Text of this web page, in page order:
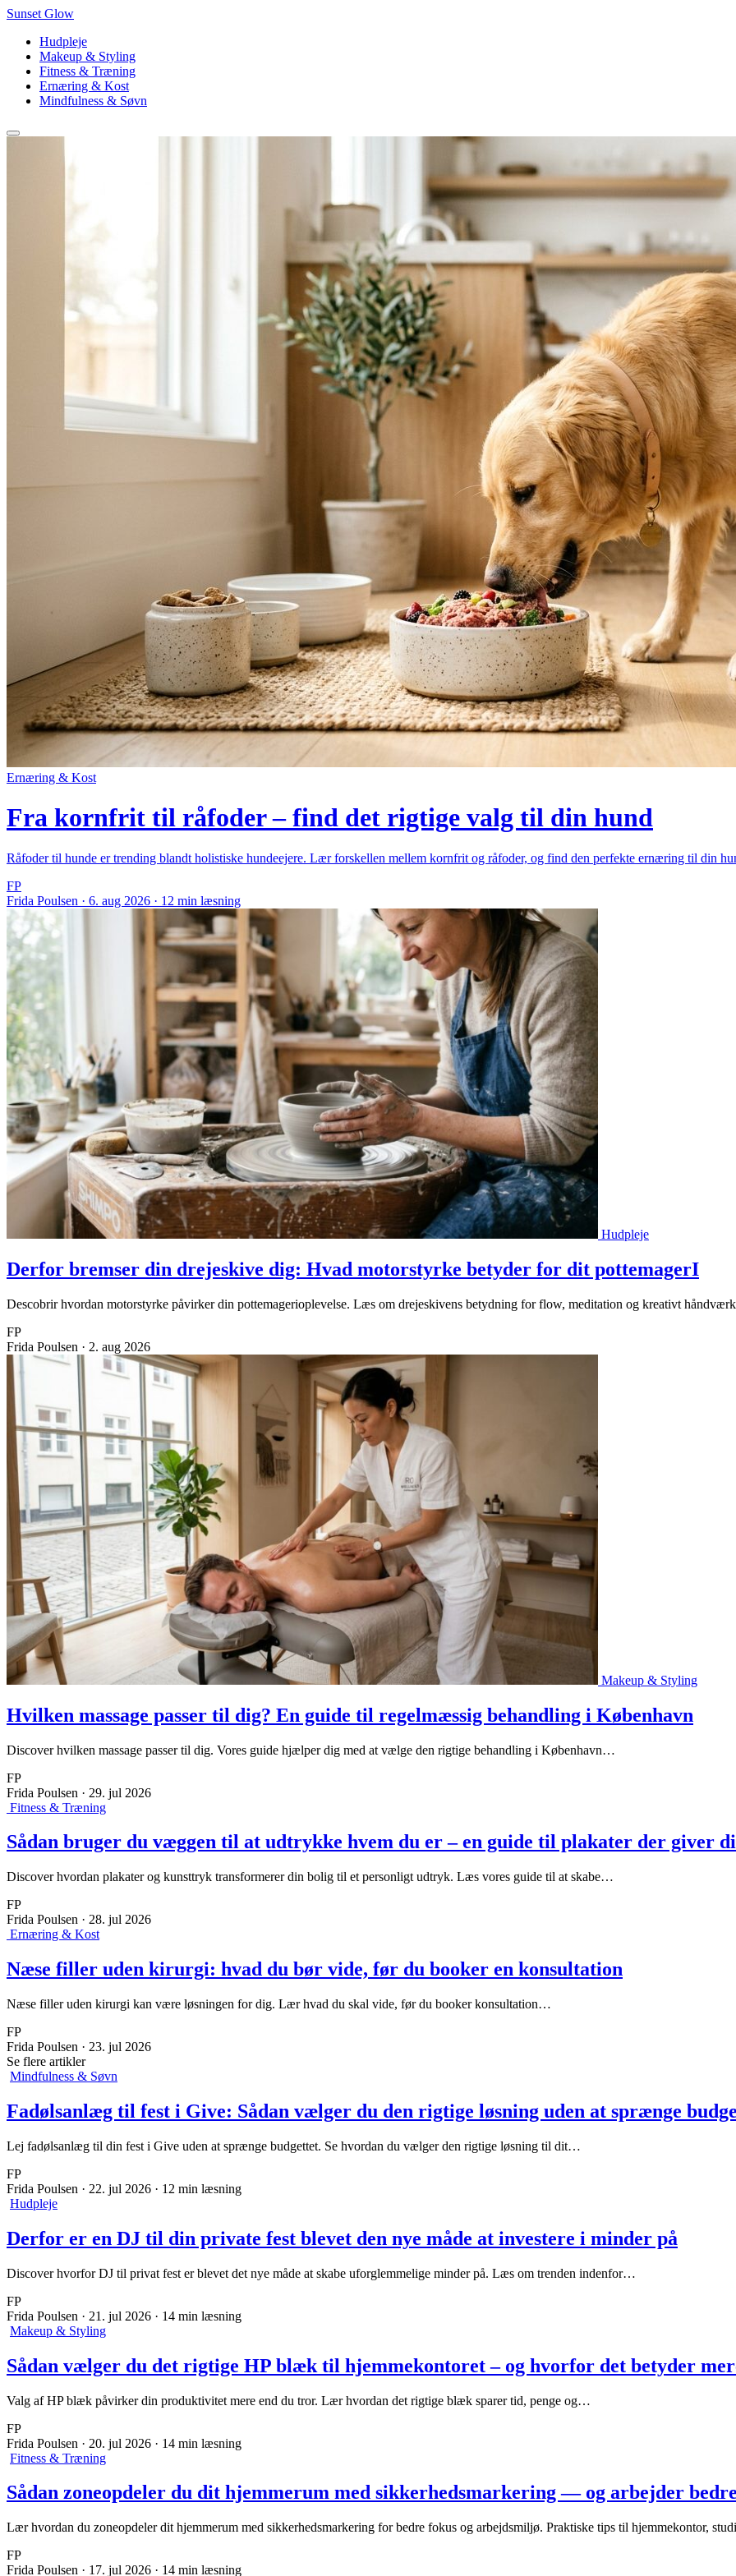
Sunset Glow
Hudpleje
Makeup & Styling
Fitness & Træning
Ernæring & Kost
Mindfulness & Søvn
Ernæring & Kost
Fra kornfrit til råfoder – find det rigtige valg til din hund
Råfoder til hunde er trending blandt holistiske hundeejere. Lær forskellen mellem kornfrit og råfoder, og find den perfekte ernæring til din
FP
Frida Poulsen · 6. aug 2026 · 12 min læsning
Hudpleje
Derfor bremser din drejeskive dig: Hvad motorstyrke betyder for dit pottemagerI
Descobrir hvordan motorstyrke påvirker din pottemagerioplevelse. Læs om drejeskivens betydning for flow, meditation og kreativt
FP
Frida Poulsen · 2. aug 2026
Makeup & Styling
Hvilken massage passer til dig? En guide til regelmæssig behandling i København
Discover hvilken massage passer til dig. Vores guide hjælper dig med at vælge den rigtige behandling i København…
FP
Frida Poulsen · 29. jul 2026
Fitness & Træning
Sådan bruger du væggen til at udtrykke hvem du er – en guide til plakater der giver
Discover hvordan plakater og kunsttryk transformerer din bolig til et personligt udtryk. Læs vores guide til at skabe…
FP
Frida Poulsen · 28. jul 2026
Ernæring & Kost
Næse filler uden kirurgi: hvad du bør vide, før du booker en konsultation
Næse filler uden kirurgi kan være løsningen for dig. Lær hvad du skal vide, før du booker konsultation…
FP
Frida Poulsen · 23. jul 2026
Se flere artikler
Mindfulness & Søvn
Fadølsanlæg til fest i Give: Sådan vælger du den rigtige løsning uden at sprænge
Lej fadølsanlæg til din fest i Give uden at sprænge budgettet. Se hvordan du vælger den rigtige løsning til dit…
FP
Frida Poulsen · 22. jul 2026 · 12 min læsning
Hudpleje
Derfor er en DJ til din private fest blevet den nye måde at investere i minder på
Discover hvorfor DJ til privat fest er blevet det nye måde at skabe uforglemmelige minder på. Læs om trenden indenfor…
FP
Frida Poulsen · 21. jul 2026 · 14 min læsning
Makeup & Styling
Sådan vælger du det rigtige HP blæk til hjemmekontoret – og hvorfor det betyder
Valg af HP blæk påvirker din produktivitet mere end du tror. Lær hvordan det rigtige blæk sparer tid, penge og…
FP
Frida Poulsen · 20. jul 2026 · 14 min læsning
Fitness & Træning
Sådan zoneopdeler du dit hjemmerum med sikkerhedsmarkering — og arbejder
Lær hvordan du zoneopdeler dit hjemmerum med sikkerhedsmarkering for bedre fokus og arbejdsmiljø. Praktiske tips til hjemmekontor,
FP
Frida Poulsen · 17. jul 2026 · 14 min læsning